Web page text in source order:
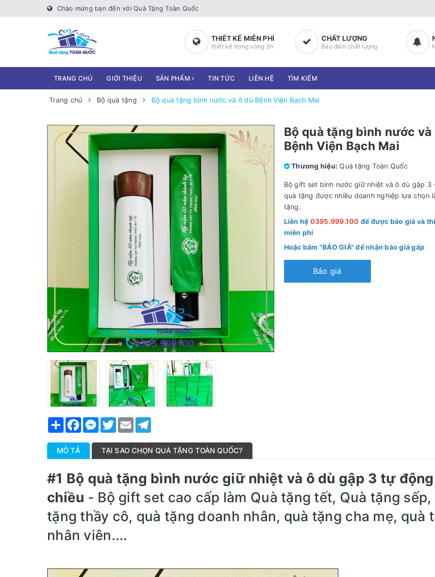
Chào mừng bạn đến với Quà Tặng Toàn Quốc
THIẾT KẾ MIỄN PHÍ
thiết kế trong vòng 3h
CHẤT LƯỢNG
Bảo đảm chất lượng
TRANG CHỦ GIỚI THIỆU SẢN PHẨM TIN TỨC LIÊN HỆ TÌM KIẾM
Trang chủ Bộ quà tặng Bộ quà tặng bình nước và ô dù Bệnh Viện Bạch Mai
Share FacebookMessenger
TwitterEmail
Bộ quà tặng bình nước và
Bệnh Viện Bạch Mai
Thương hiệu: Quà tặng Toàn Quốc
Bộ gift set bình nước giữ nhiệt và ô dù gập 3
quà tặng được nhiều doanh nghiệp lựa chọn
tặng.
Liên hệ 0395.999.100 để được báo giá và
miễn phí
Hoặc bấm "BÁO GIÁ" để nhận báo giá gấp
Báo giá
MÔ TẢ TẠI SAO CHỌN QUÀ TẶNG TOÀN QUỐC?
#1 Bộ quà tặng bình nước giữ nhiệt và ô dù gập 3 tự
chiều - Bộ gift set cao cấp làm Quà tặng tết, Quà tặng sếp,
tặng thầy cô, quà tặng doanh nhân, quà tặng cha mẹ, quà
nhân viên....